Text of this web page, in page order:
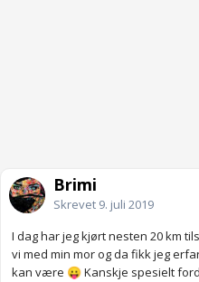
Brimi
Skrevet 9. juli 2019
I dag har jeg kjørt nesten 20 km
vi med min mor og da fikk jeg
kan være 😛 Kanskje spesielt